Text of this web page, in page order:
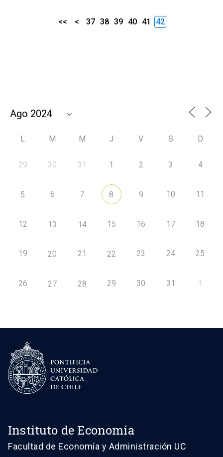
<< < 37 38 39 40 41 42
L M M J V S D
29 30 31 1 2 3 4
5 6 7 8 9 10 11
12 13 14 15 16 17 18
19 20 21 22 23 24 25
26 27 28 29 30 31 1
Instituto de Economía
Facultad de Economía y Administración UC